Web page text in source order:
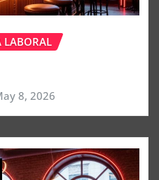
LABORAL
8, 2026